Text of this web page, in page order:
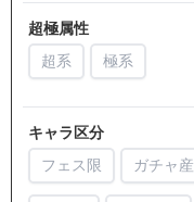
超極属性
超系
極系
キャラ区分
フェス限
ガチャ産